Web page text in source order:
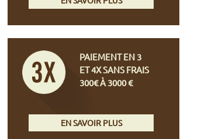
PAIEMENT EN 3
ET 4X SANS FRAIS
300€ À 3000 €
EN SAVOIR PLUS